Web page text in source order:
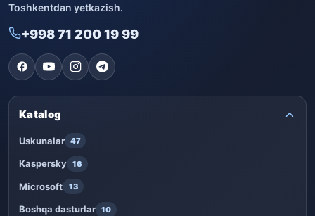
Toshkentdan yetkazish.
+998 71 200 19 99
Katalog
Uskunalar 47
Kaspersky 16
Microsoft 13
Boshqa dasturlar 10